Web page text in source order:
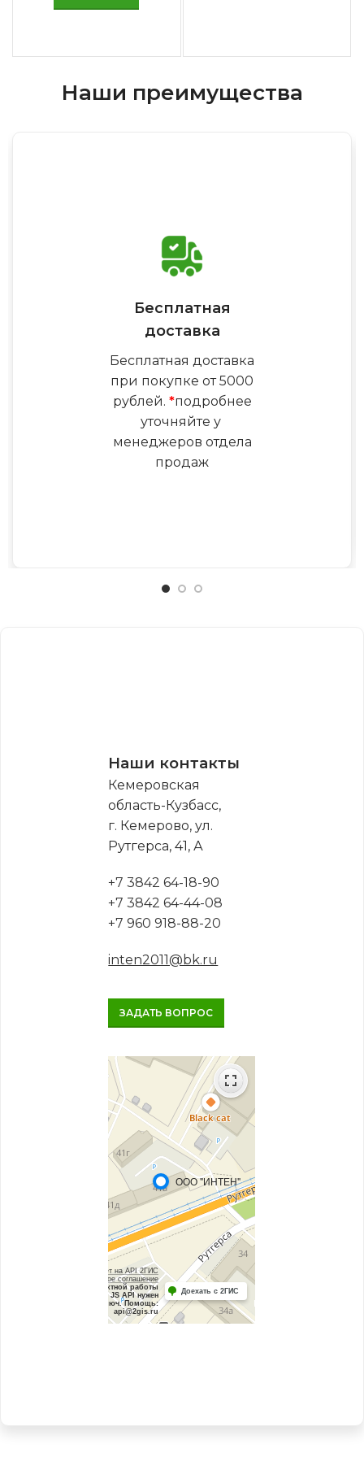
Наши преимущества
Бесплатная
доставка
Бесплатная доставка
при покупке от 5000
рублей. *подробнее
уточняйте у
менеджеров отдела
продаж
Наши контакты
Кемеровская
область-Кузбасс,
г. Кемерово, ул.
Рутгерса, 41, А
+7 3842 64-18-90
+7 3842 64-44-08
+7 960 918-88-20
inten2011@bk.ru
ЗАДАТЬ ВОПРОС